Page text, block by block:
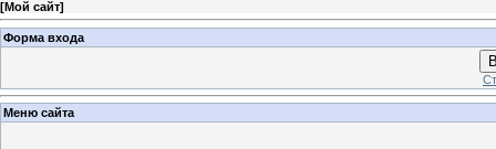
[Мой сайт]
Форма входа
Меню сайта